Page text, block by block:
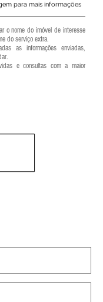
para mais informações
o nome do imóvel de interesse
do serviço extra.
as informações enviadas,
e consultas com a maior